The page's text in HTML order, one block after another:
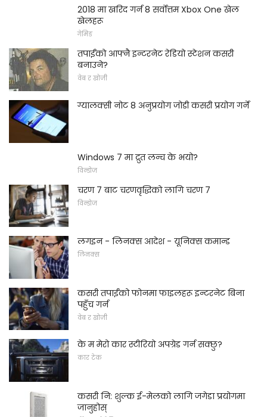
2018 मा खरिद गर्न 8 सर्वोत्तम Xbox One खेल
खेलहरू
गेमिङ
तपाईंको आफ्नै इन्टरनेट रेडियो स्टेशन कसरी
बनाउने?
वेब र खोजी
ग्यालक्सी नोट 8 अनुप्रयोग जोडी कसरी प्रयोग गर्ने
Windows 7 मा द्रुत लन्च के भयो?
विन्डोज
चरण 7 बाट चरणवृद्धिको लागि चरण 7
विन्डोज
लगइन - लिनक्स आदेश - यूनिक्स कमान्ड
लिनक्स
कसरी तपाईंको फोनमा फाइलहरू इन्टरनेट बिना
पहुँच गर्न
वेब र खोजी
के म मेरो कार स्टीरियो अपग्रेड गर्न सक्छु?
कार टेक
कसरी नि: शुल्क ई-मेलको लागि जगेडा प्रयोगमा
जानुहोस्